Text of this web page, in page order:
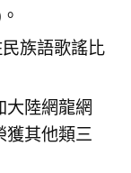
族語歌謠比
大陸網龍網
獲其他類三